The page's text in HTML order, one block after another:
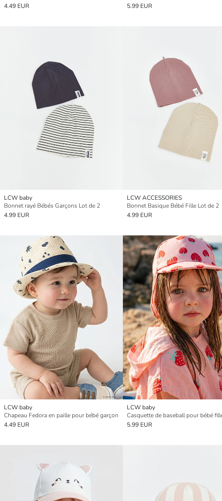
4.49 EUR
5.99 EUR
LCW baby
Bonnet rayé Bébés Garçons Lot de 2
4.99 EUR
LCW ACCESSORIES
Bonnet Basique Bébé Fille Lot de 2
4.99 EUR
LCW baby
Chapeau Fedora en paille pour bébé garçon
4.49 EUR
LCW baby
5.99 EUR